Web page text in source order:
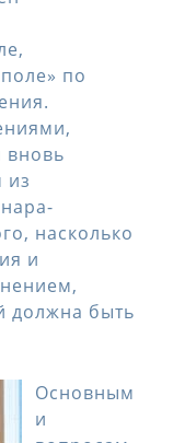
по
из
насколько
и
должна быть
Основным
и